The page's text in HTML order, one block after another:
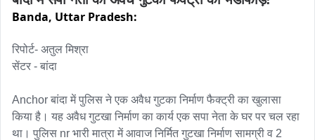
Banda, Uttar Pradesh:
रिपोर्ट- अतुल मिश्रा
सेंटर - बांदा
Anchor बांदा में पुलिस ने एक अवैध गुटका निर्माण फैक्ट्री का खुलासा
किया है। यह अवैध गुटखा निर्माण का कार्य एक सपा नेता के घर पर चल रहा
था। पुलिस nr भारी मात्रा में आवाज निर्मित गुटखा निर्माण सामग्री व 2